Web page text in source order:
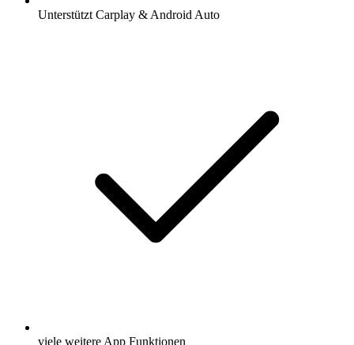
Unterstützt Carplay & Android Auto
viele weitere App Funktionen